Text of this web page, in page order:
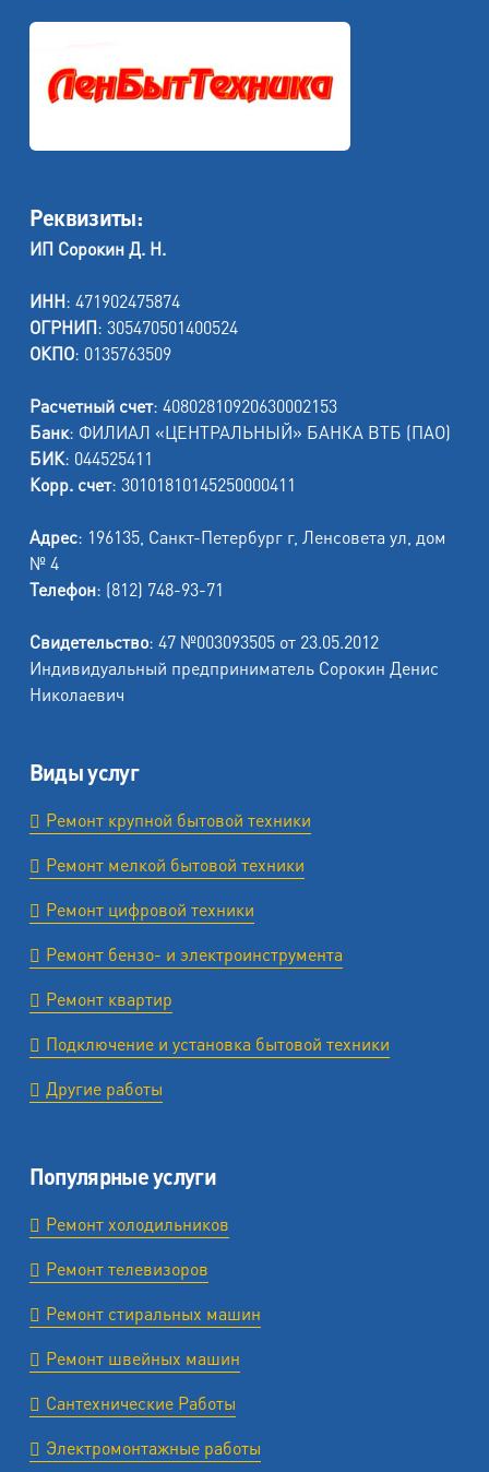
Реквизиты:
ИП Сорокин Д. Н.
ИНН: 471902475874
ОГРНИП: 305470501400524
ОКПО: 0135763509
Расчетный счет: 40802810920630002153
Банк: ФИЛИАЛ «ЦЕНТРАЛЬНЫЙ» БАНКА ВТБ (ПАО)
БИК: 044525411
Корр. счет: 30101810145250000411
Адрес: 196135, Санкт-Петербург г, Ленсовета ул, дом
№ 4
Телефон: (812) 748-93-71
Свидетельство: 47 №003093505 от 23.05.2012
Индивидуальный предприниматель Сорокин Денис
Николаевич
Виды услуг
Ремонт крупной бытовой техники
Ремонт мелкой бытовой техники
Ремонт цифровой техники
Ремонт бензо- и электроинструмента
Ремонт квартир
Подключение и установка бытовой техники
Другие работы
Популярные услуги
Ремонт холодильников
Ремонт телевизоров
Ремонт стиральных машин
Ремонт швейных машин
Сантехнические Работы
Электромонтажные работы